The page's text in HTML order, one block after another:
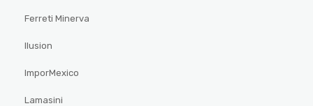
Ferreti Minerva
Ilusion
ImporMexico
Lamasini